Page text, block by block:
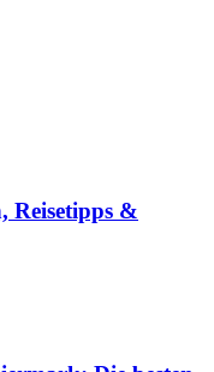
Reisetipps &